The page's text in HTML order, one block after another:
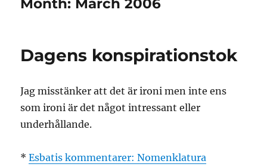
Month: March 2006
Dagens konspirationstok
Jag misstänker att det är ironi men inte ens
som ironi är det något intressant eller
underhållande.
*Esbatis kommentarer: Nomenklatura